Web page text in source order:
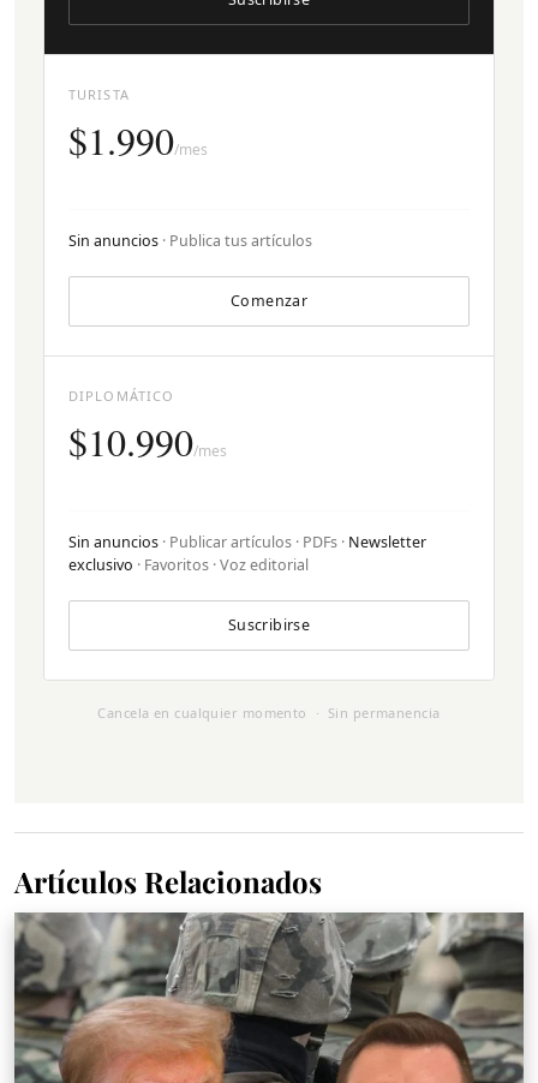
TURISTA
$1.990/mes
Sin anuncios · Publica tus artículos
Comenzar
DIPLOMÁTICO
$10.990/mes
Sin anuncios · Publicar artículos · PDFs · Newsletter
exclusivo · Favoritos · Voz editorial
Suscribirse
Cancela en cualquier momento · Sin permanencia
Artículos Relacionados